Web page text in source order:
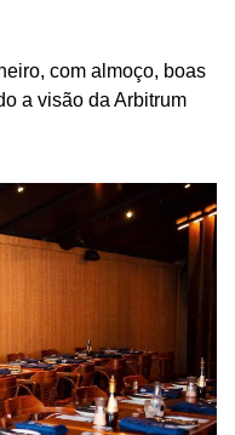
com almoço, boas
a visão da Arbitrum